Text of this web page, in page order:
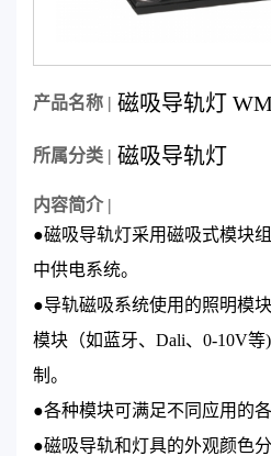
产品名称 | 磁吸导轨灯
所属分类 | 磁吸导轨灯
内容简介 |
●磁吸导轨灯采用磁吸式模块
中供电系统。
●导轨磁吸系统使用的照明模
模块（如蓝牙、Dali、0-10V
制。
●各种模块可满足不同应用的各
●磁吸导轨和灯具的外观颜色